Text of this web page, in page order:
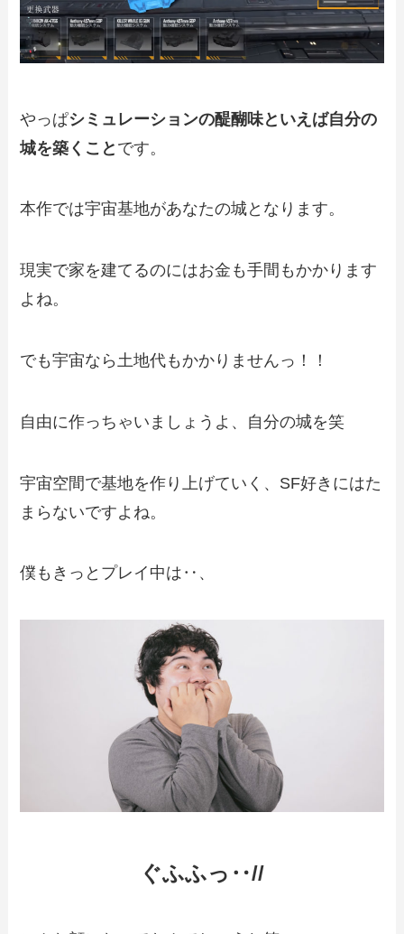
やっぱシミュレーションの醍醐味といえば自分の
城を築くこと です。
本作では宇宙基地があなたの城となります。
現実で家を建てるのにはお金も手間もかかります
よね。
でも宇宙なら土地代もかかりませんっ！！
自由に作っちゃいましょうよ、自分の城を笑
宇宙空間で基地を作り上げていく、SF好きにはた
まらないですよね。
僕もきっとプレイ中は‥、
ぐふふっ‥//